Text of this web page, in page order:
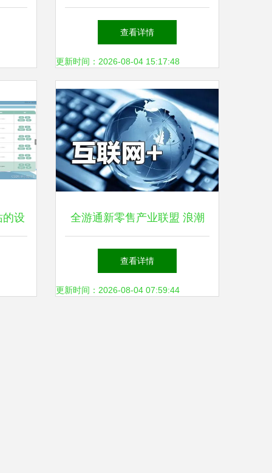
小程序网站的开发与维护
查看详情
更新时间：2026-08-04 15:17:48
的设 全游通新零售产业联盟 浪潮
之巅的逆袭风骨与网站攻守战
查看详情
更新时间：2026-08-04 07:59:44